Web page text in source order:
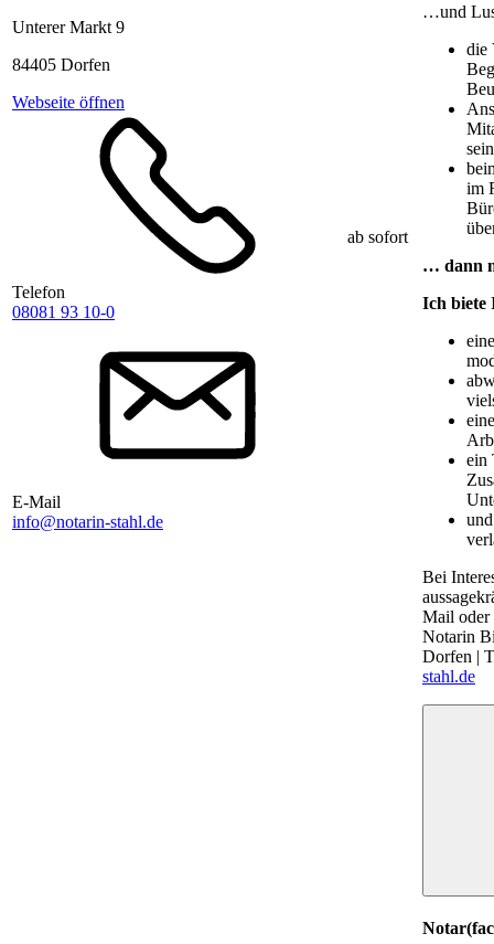
Unterer Markt 9
84405 Dorfen
Webseite öffnen
Telefon
08081 93 10-0
E-Mail
info@notarin-stahl.de
ab sofort
…und
die
im
… dann
Ich biete
ein
Bei
Mail oder
Notarin
Dorfen |
stahl.de